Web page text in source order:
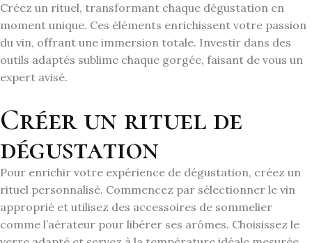
Créez un rituel, transformant chaque dégustation en
moment unique. Ces éléments enrichissent votre passion
du vin, offrant une immersion totale. Investir dans des
outils adaptés sublime chaque gorgée, faisant de vous un
expert avisé.
Créer un rituel de
dégustation
Pour enrichir votre expérience de dégustation, créez un
rituel personnalisé. Commencez par sélectionner le vin
approprié et utilisez des accessoires de sommelier
comme l’aérateur pour libérer ses arômes. Choisissez le